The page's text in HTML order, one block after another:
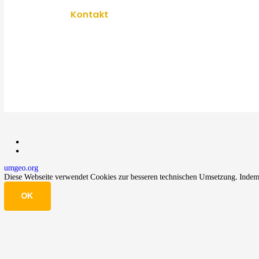
Kontakt
umgeo.org
Diese Webseite verwendet Cookies zur besseren technischen Umsetzung.
OK